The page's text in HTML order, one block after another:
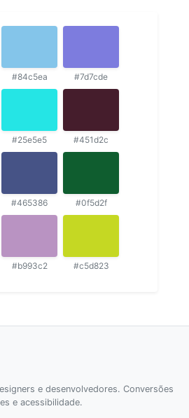
#84c5ea #7d7cde
#25e5e5 #451d2c
#465386 #0f5d2f
#b993c2 #c5d823
e desenvolvedores. Conversões
e acessibilidade.